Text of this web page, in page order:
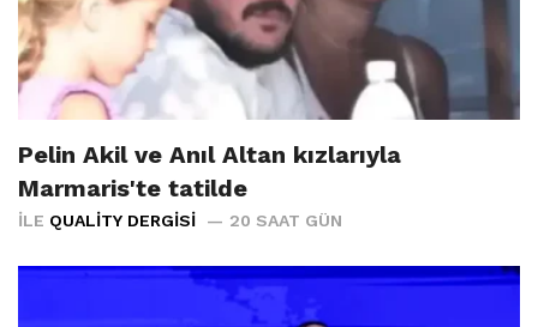
Pelin Akil ve Anıl Altan kızlarıyla
Marmaris'te tatilde
İLE QUALITY DERGISI 20 SAAT GÜN